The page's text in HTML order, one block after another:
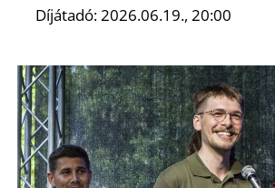
Díjátadó: 2026.06.19., 20:00